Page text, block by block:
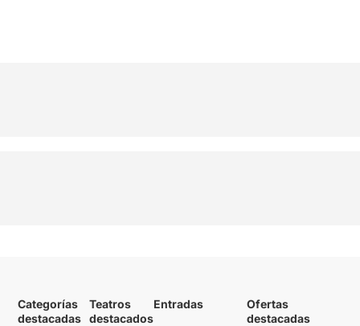
Categorías
destacadas
Teatros
destacados
Entradas
Ofertas
destacadas